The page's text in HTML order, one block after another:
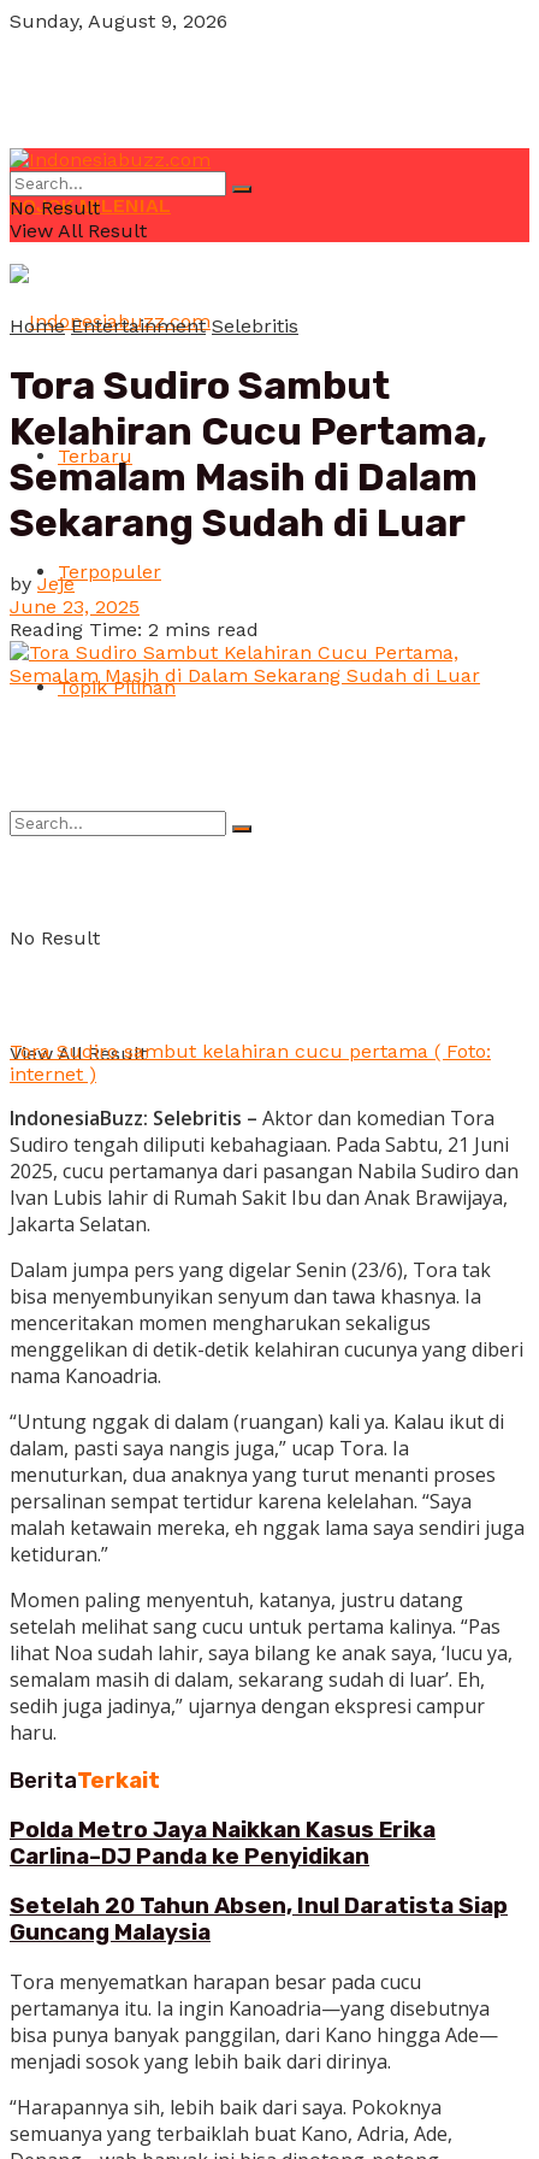
Sunday, August 9, 2026
POJOK MILENIAL
Terbaru
Terpopuler
Topik Pilihan
No Result
View All Result
No Result
View All Result
Home Entertainment Selebritis
Tora Sudiro Sambut
Kelahiran Cucu Pertama,
Semalam Masih di Dalam
Sekarang Sudah di Luar
by Jeje
June 23, 2025
Reading Time: 2 mins read
Tora Sudiro sambut kelahiran cucu pertama ( Foto:
internet )
IndonesiaBuzz: Selebritis – Aktor dan komedian Tora
Sudiro tengah diliputi kebahagiaan. Pada Sabtu, 21 Juni
2025, cucu pertamanya dari pasangan Nabila Sudiro dan
Ivan Lubis lahir di Rumah Sakit Ibu dan Anak Brawijaya,
Jakarta Selatan.
Dalam jumpa pers yang digelar Senin (23/6), Tora tak
bisa menyembunyikan senyum dan tawa khasnya. Ia
menceritakan momen mengharukan sekaligus
menggelikan di detik-detik kelahiran cucunya yang diberi
nama Kanoadria.
“Untung nggak di dalam (ruangan) kali ya. Kalau ikut di
dalam, pasti saya nangis juga,” ucap Tora. Ia
menuturkan, dua anaknya yang turut menanti proses
persalinan sempat tertidur karena kelelahan. “Saya
malah ketawain mereka, eh nggak lama saya sendiri juga
ketiduran.”
Momen paling menyentuh, katanya, justru datang
setelah melihat sang cucu untuk pertama kalinya. “Pas
lihat Noa sudah lahir, saya bilang ke anak saya, ‘lucu ya,
semalam masih di dalam, sekarang sudah di luar’. Eh,
sedih juga jadinya,” ujarnya dengan ekspresi campur
haru.
BeritaTerkait
Polda Metro Jaya Naikkan Kasus Erika
Carlina–DJ Panda ke Penyidikan
Setelah 20 Tahun Absen, Inul Daratista Siap
Guncang Malaysia
Tora menyematkan harapan besar pada cucu
pertamanya itu. Ia ingin Kanoadria—yang disebutnya
bisa punya banyak panggilan, dari Kano hingga Ade—
menjadi sosok yang lebih baik dari dirinya.
“Harapannya sih, lebih baik dari saya. Pokoknya
semuanya yang terbaiklah buat Kano, Adria, Ade,